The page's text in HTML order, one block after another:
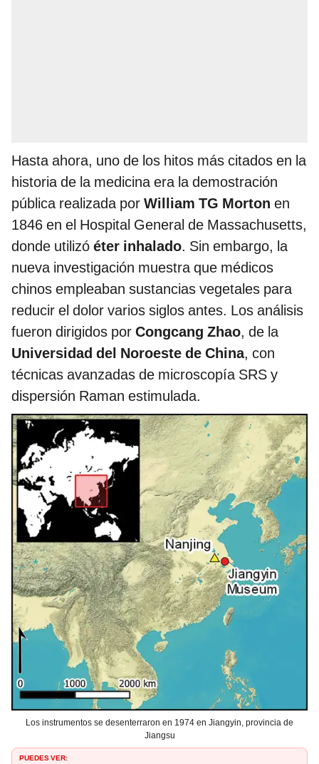
Hasta ahora, uno de los hitos más citados en la
historia de la medicina era la demostración
pública realizada por William TG Morton en
1846 en el Hospital General de Massachusetts,
donde utilizó éter inhalado. Sin embargo, la
nueva investigación muestra que médicos
chinos empleaban sustancias vegetales para
reducir el dolor varios siglos antes. Los análisis
fueron dirigidos por Congcang Zhao, de la
Universidad del Noroeste de China, con
técnicas avanzadas de microscopía SRS y
dispersión Raman estimulada.
Los instrumentos se desenterraron en 1974 en Jiangyin, provincia de
Jiangsu
PUEDES VER: